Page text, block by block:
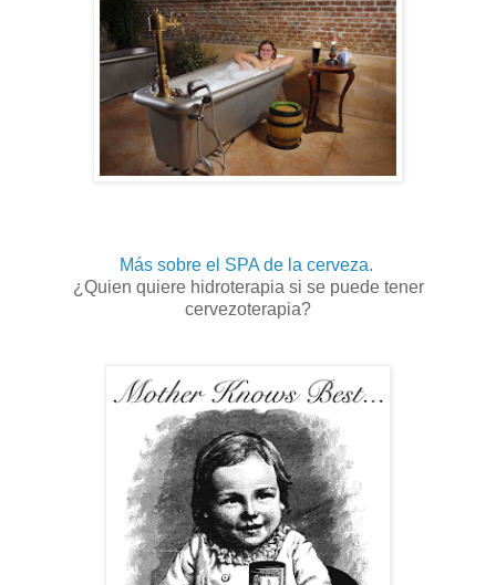
Más sobre el SPA de la cerveza.
¿Quien quiere hidroterapia si se puede tener
cervezoterapia?